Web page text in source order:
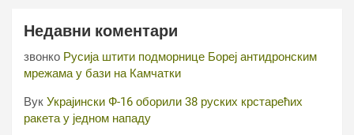
Недавни коментари
звонко Русија штити подморнице Бореј антидронским
мрежама у бази на Камчатки
Вук Украјински Ф-16 оборили 38 руских крстарећих
ракета у једном нападу